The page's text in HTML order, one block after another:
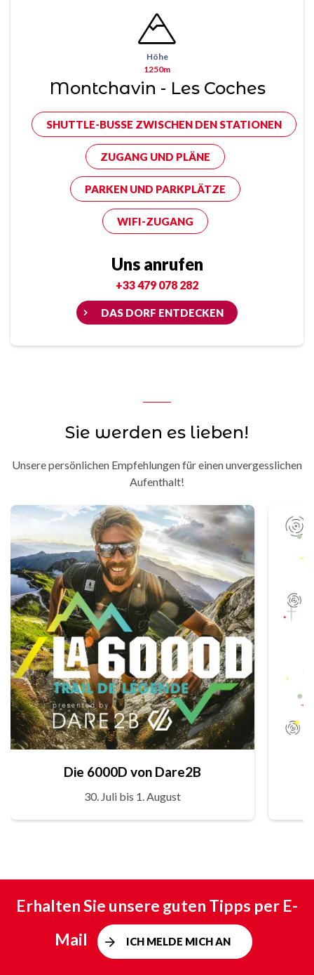
Höhe
1250m
Montchavin - Les Coches
SHUTTLE-BUSSE ZWISCHEN DEN STATIONEN
ZUGANG UND PLÄNE
PARKEN UND PARKPLÄTZE
WIFI-ZUGANG
Uns anrufen
+33 479 078 282
DAS DORF ENTDECKEN
Sie werden es lieben!
Unsere persönlichen Empfehlungen für einen unvergesslichen
Aufenthalt!
Die 6000D von Dare2B
30. Juli bis 1. August
Erhalten Sie unsere guten Tipps per E-
Mail
ICH MELDE MICH AN